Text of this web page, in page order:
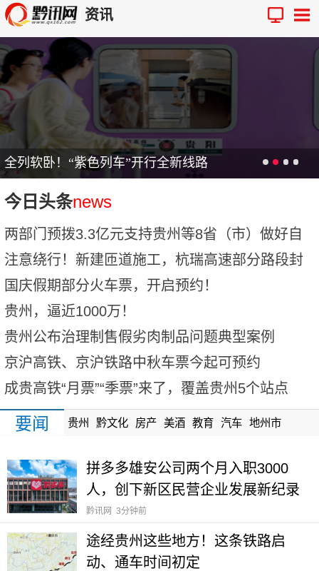
资讯
全列软卧！“紫色列车”开行全新线路
今日头条news
两部门预拨3.3亿元支持贵州等8省（市）做好自
然灾
注意绕行！新建匝道施工，杭瑞高速部分路段封
闭作
国庆假期部分火车票，开启预约！
贵州，逼近1000万！
贵州公布治理制售假劣肉制品问题典型案例
京沪高铁、京沪铁路中秋车票今起可预约
成贵高铁“月票”“季票”来了，覆盖贵州5个站点
要闻 贵州 黔文化 房产 美酒 教育 汽车 地州市
拼多多雄安公司两个月入职3000
人，创下新区民营企业发展新纪录
黔讯网 3分钟前
途经贵州这些地方！这条铁路启
动、通车时间初定